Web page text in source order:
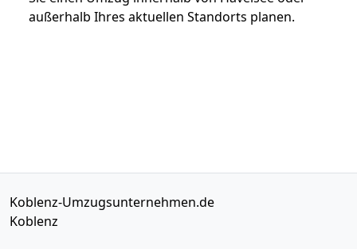
außerhalb Ihres aktuellen Standorts planen.
Koblenz-Umzugsunternehmen.de
Koblenz